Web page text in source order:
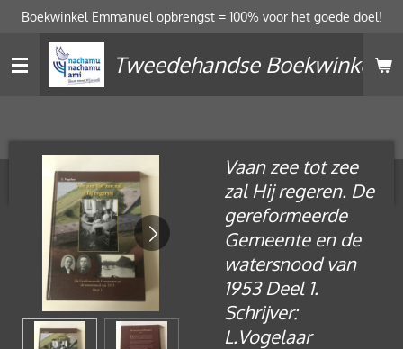
Ga
naar
hoofdinhoud
Tweedehandse Boekwinkel
Boekwinkel Emmanuel opbrengst = 100% voor het goede doel!
Vaan zee tot zee
zal Hij regeren. De
gereformeerde
Gemeente en de
watersnood van
1953 Deel 1.
Schrijver:
L.Vogelaar